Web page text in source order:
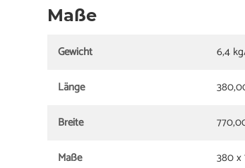
Maße
Gewicht
6,4
Länge
Breite
Maße
380 x